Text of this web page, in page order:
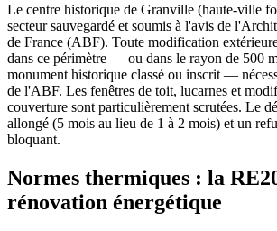
Le centre historique de Granville (haute-ville
secteur sauvegardé et soumis à l'avis de
de France (ABF). Toute modification
dans ce périmètre — ou dans le rayon de 500
monument historique classé ou inscrit —
de l'ABF. Les fenêtres de toit, lucarnes et
couverture sont particulièrement scrutées. Le
allongé (5 mois au lieu de 1 à 2 mois) et un
bloquant.
Normes thermiques : la
rénovation énergétique